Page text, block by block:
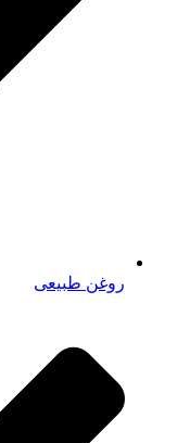
روغن طبیعی